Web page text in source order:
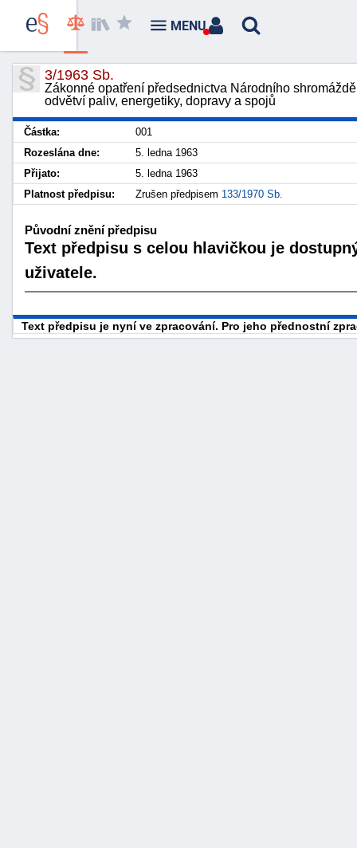
3/1963 Sb.
Zákonné opatření předsednictva Národního
odvětví paliv, energetiky, dopravy a spojů
Částka:
001
Rozeslána dne:
5. ledna 1963
Přijato:
5. ledna 1963
Platnost předpisu:
Zrušen předpisem 133/1970 Sb.
Původní znění předpisu
Text předpisu s celou hlavičkou je
uživatele.
Text předpisu je nyní ve zpracování. Pro jeho přednostní
MENU